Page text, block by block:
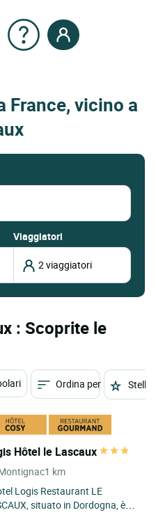
France, vicino a
Viaggiatori
: Scoprite le
Ordina per Stelle
Hôtel le Lascaux
1 km
Logis Restaurant LE
situato in Dordogna, è